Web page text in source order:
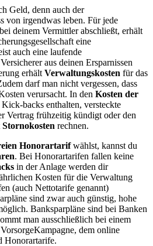
Geld, denn auch der
von irgendwas leben. Für jede
deinem Vermittler abschließt, erhält
eine
auch eine laufende
aus deinen Ersparnissen
erhält Verwaltungskosten für das
darf man nicht vergessen, dass
verursacht. In den Kosten der
backs enthalten, versteckte
Vertrag frühzeitig kündigt oder den
Stornokosten rechnen.
Honorartarifwählst, kannst du
. Bei Honorartarifen fallen keine
in der Anlage werden dir
Kosten für die Verwaltung
(auch Nettotarife genannt)
sind zwar auch günstig, hohe
Banksparpläne sind bei Banken
man ausschließlich bei einem
dem online
Honorartarife.